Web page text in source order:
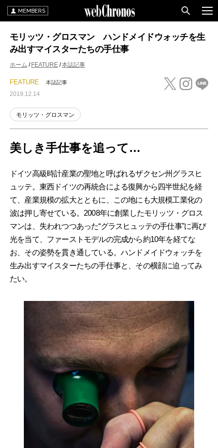
MEMBERS
モリッツ・グロスマン ハンドメイドウォッチを生
み出すマイスターたちの手仕事
ホーム FEATURE 本誌記事
FEATURE 本誌記事
2019.12.14
モリッツ・グロスマン
美しき手仕事を追って…
ドイツ高級時計産業の聖地と呼ばれるザクセン州グラスヒ
ュッテ。東西ドイツの再統合による復興から四半世紀を経
て、産業規模の拡大とともに、この地にも大規模工業化の
波は押し寄せている。2008年に創業したモリッツ・グロス
マンは、失われつつあった“グラスヒュッテの手仕事”に再び
光を当て、ファーストモデルの完成から約10年を経てな
お、その姿勢を貫き通している。ハンドメイドウォッチを
生み出すマイスターたちの手仕事と、その横顔に迫ってみ
たい。